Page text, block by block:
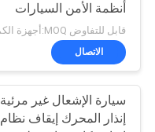
أنظمة الأمن السيارات
الاتصال
سيارة الإشعال غير مرئية
إنذار المحرك إيقاف نظام